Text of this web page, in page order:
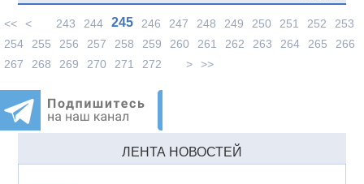
<< < 243 244 245 246 247 248 249 250 251 252
253
254
255 256 257 258 259 260 261 262 263 264 265
266
267
268 269 270 271 272 > >>
ЛЕНТА НОВОСТЕЙ